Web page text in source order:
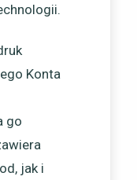
Konta
go
jak i